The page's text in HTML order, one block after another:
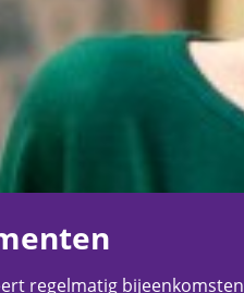
regelmatig bijeenkomsten